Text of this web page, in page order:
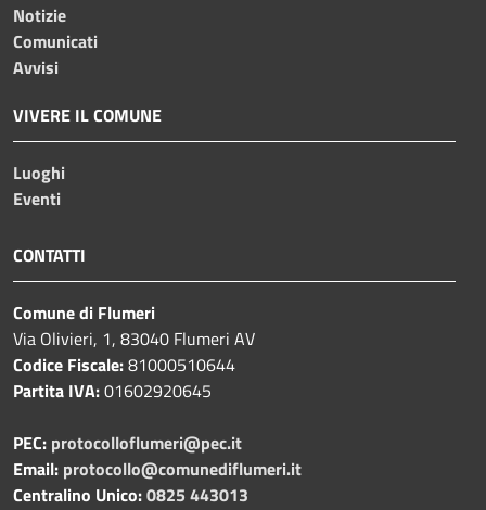
Notizie
Comunicati
Avvisi
VIVERE IL COMUNE
Luoghi
Eventi
CONTATTI
Comune di Flumeri
Via Olivieri, 1, 83040 Flumeri AV
Codice Fiscale:81000510644
Partita IVA:01602920645
PEC: protocolloflumeri@pec.it
Email: protocollo@comunediflumeri.it
Centralino Unico:0825 443013